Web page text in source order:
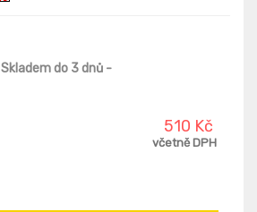
Skladem do 3 dnů -
510 Kč
včetně DPH